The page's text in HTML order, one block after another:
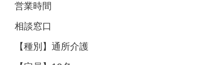
営業時間
相談窓口
通所介護